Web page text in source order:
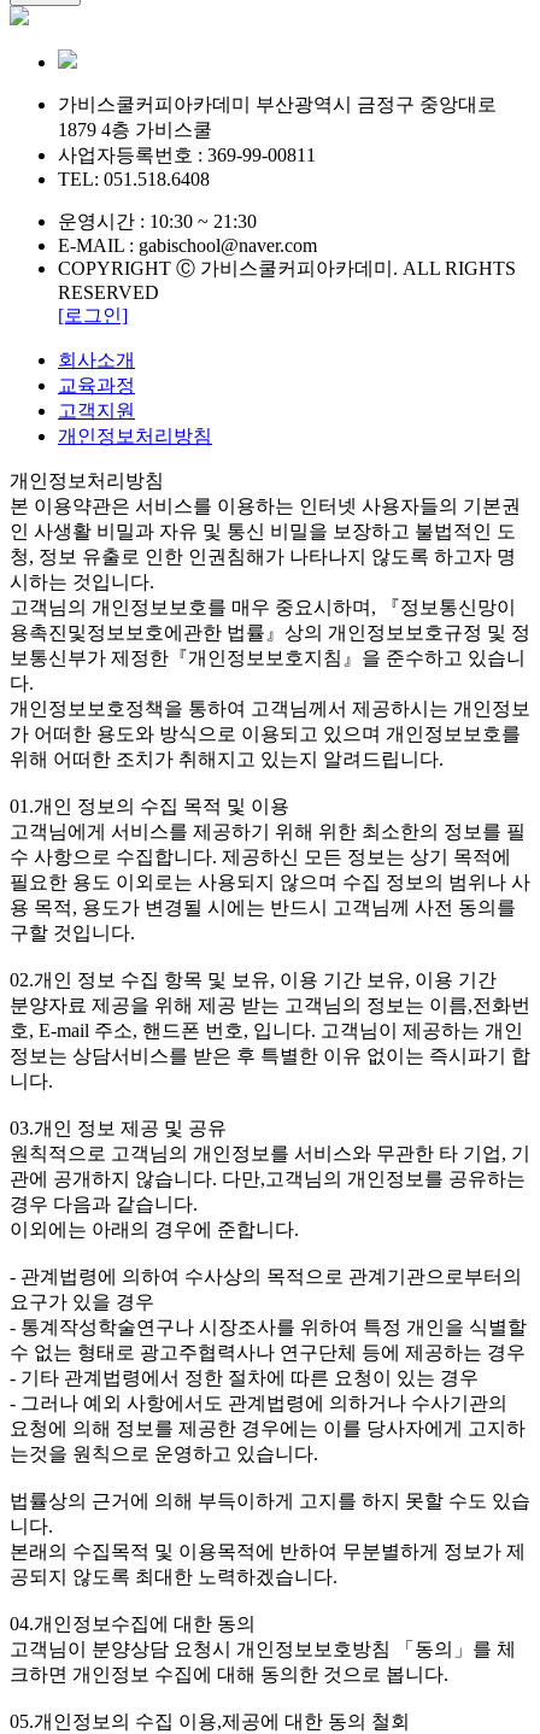
가비스쿨커피아카데미 부산광역시 금정구 중앙대로
1879 4층 가비스쿨
사업자등록번호 : 369-99-00811
TEL: 051.518.6408
운영시간 : 10:30 ~ 21:30
E-MAIL : gabischool@naver.com
COPYRIGHT Ⓒ 가비스쿨커피아카데미. ALL RIGHTS
RESERVED
[로그인]
회사소개
교육과정
고객지원
개인정보처리방침
개인정보처리방침
본 이용약관은 서비스를 이용하는 인터넷 사용자들의 기본권
인 사생활 비밀과 자유 및 통신 비밀을 보장하고 불법적인 도
청, 정보 유출로 인한 인권침해가 나타나지 않도록 하고자 명
시하는 것입니다.
고객님의 개인정보보호를 매우 중요시하며, 『정보통신망이
용촉진및정보보호에관한 법률』상의 개인정보보호규정 및 정
보통신부가 제정한『개인정보보호지침』을 준수하고 있습니
다.
개인정보보호정책을 통하여 고객님께서 제공하시는 개인정보
가 어떠한 용도와 방식으로 이용되고 있으며 개인정보보호를
위해 어떠한 조치가 취해지고 있는지 알려드립니다.
01.개인 정보의 수집 목적 및 이용
고객님에게 서비스를 제공하기 위해 위한 최소한의 정보를 필
수 사항으로 수집합니다. 제공하신 모든 정보는 상기 목적에
필요한 용도 이외로는 사용되지 않으며 수집 정보의 범위나 사
용 목적, 용도가 변경될 시에는 반드시 고객님께 사전 동의를
구할 것입니다.
02.개인 정보 수집 항목 및 보유, 이용 기간 보유, 이용 기간
분양자료 제공을 위해 제공 받는 고객님의 정보는 이름,전화번
호, E-mail 주소, 핸드폰 번호, 입니다. 고객님이 제공하는 개인
정보는 상담서비스를 받은 후 특별한 이유 없이는 즉시파기 합
니다.
03.개인 정보 제공 및 공유
원칙적으로 고객님의 개인정보를 서비스와 무관한 타 기업, 기
관에 공개하지 않습니다. 다만,고객님의 개인정보를 공유하는
경우 다음과 같습니다.
이외에는 아래의 경우에 준합니다.
- 관계법령에 의하여 수사상의 목적으로 관계기관으로부터의
요구가 있을 경우
- 통계작성학술연구나 시장조사를 위하여 특정 개인을 식별할
수 없는 형태로 광고주협력사나 연구단체 등에 제공하는 경우
- 기타 관계법령에서 정한 절차에 따른 요청이 있는 경우
- 그러나 예외 사항에서도 관계법령에 의하거나 수사기관의
요청에 의해 정보를 제공한 경우에는 이를 당사자에게 고지하
는것을 원칙으로 운영하고 있습니다.
법률상의 근거에 의해 부득이하게 고지를 하지 못할 수도 있습
니다.
본래의 수집목적 및 이용목적에 반하여 무분별하게 정보가 제
공되지 않도록 최대한 노력하겠습니다.
04.개인정보수집에 대한 동의
고객님이 분양상담 요청시 개인정보보호방침 「동의」를 체
크하면 개인정보 수집에 대해 동의한 것으로 봅니다.
05.개인정보의 수집 이용,제공에 대한 동의 철회